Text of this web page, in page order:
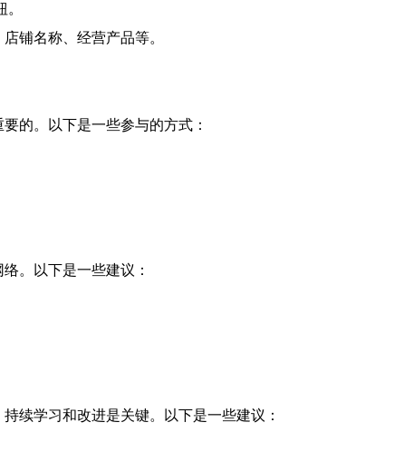
铺名称、经营产品等。
的。以下是一些参与的方式：
。以下是一些建议：
续学习和改进是关键。以下是一些建议：